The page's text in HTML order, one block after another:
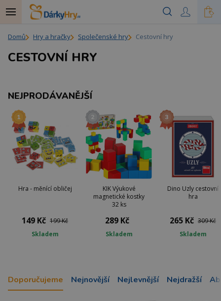
Domů Hry a hračky Společenské hry Cestovní hry
CESTOVNÍ HRY
NEJPRODÁVANĚJŠÍ
Hra - měnící obličej
149 Kč 199 Kč
Skladem
KIK Výukové
magnetické kostky
32 ks
289 Kč
Skladem
Dino Uzly cestovní
hra
265 Kč 309 Kč
Skladem
Doporučujeme Nejnovější Nejlevnější Nejdražší